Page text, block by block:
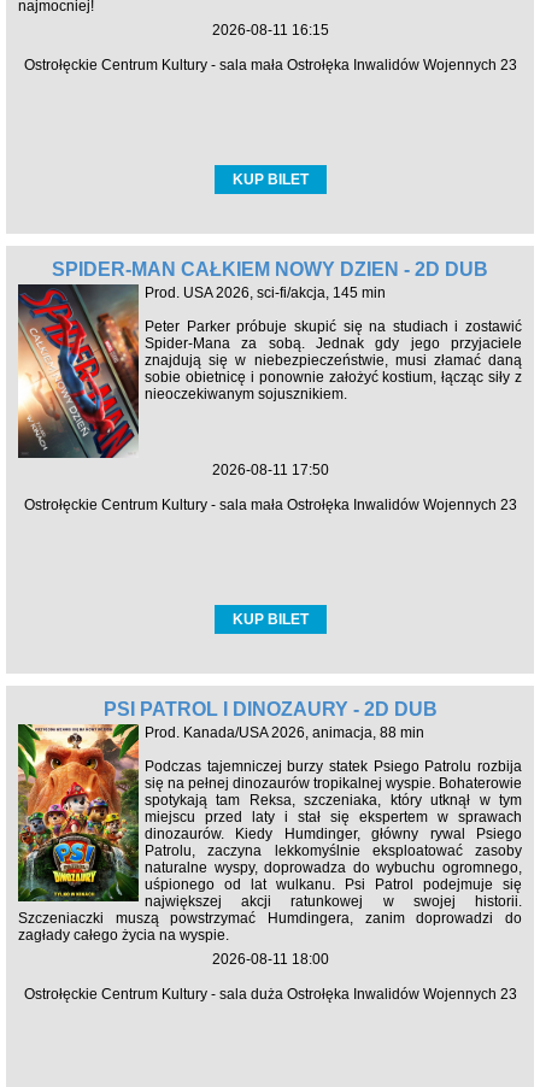
najmocniej!
2026-08-11 16:15
Ostrołęckie Centrum Kultury - sala mała Ostrołęka Inwalidów Wojennych 23
KUP BILET
SPIDER-MAN CAŁKIEM NOWY DZIEŃ - 2D DUB
Prod. USA 2026, sci-fi/akcja, 145 min
Peter Parker próbuje skupić się na studiach i zostawić
Spider-Mana za sobą. Jednak gdy jego przyjaciele
znajdują się w niebezpieczeństwie, musi złamać daną
sobie obietnicę i ponownie założyć kostium, łącząc siły z
nieoczekiwanym sojusznikiem.
2026-08-11 17:50
Ostrołęckie Centrum Kultury - sala mała Ostrołęka Inwalidów Wojennych 23
KUP BILET
PSI PATROL I DINOZAURY - 2D DUB
Prod. Kanada/USA 2026, animacja, 88 min
Podczas tajemniczej burzy statek Psiego Patrolu rozbija
się na pełnej dinozaurów tropikalnej wyspie. Bohaterowie
spotykają tam Reksa, szczeniaka, który utknął w tym
miejscu przed laty i stał się ekspertem w sprawach
dinozaurów. Kiedy Humdinger, główny rywal Psiego
Patrolu, zaczyna lekkomyślnie eksploatować zasoby
naturalne wyspy, doprowadza do wybuchu ogromnego,
uśpionego od lat wulkanu. Psi Patrol podejmuje się
największej akcji ratunkowej w swojej historii.
Szczeniaczki muszą powstrzymać Humdingera, zanim doprowadzi do
zagłady całego życia na wyspie.
2026-08-11 18:00
Ostrołęckie Centrum Kultury - sala duża Ostrołęka Inwalidów Wojennych 23